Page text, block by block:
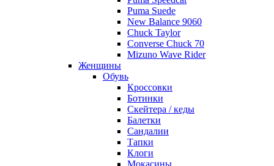
Puma Suede
New Balance 9060
Chuck Taylor
Converse Chuck 70
Mizuno Wave Rider
Женщины
Обувь
Кроссовки
Ботинки
Скейтера / кеды
Балетки
Сандалии
Тапки
Клоги
Мокасины